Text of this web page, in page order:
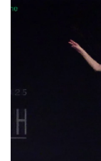
login
Zapomněli jste heslo?